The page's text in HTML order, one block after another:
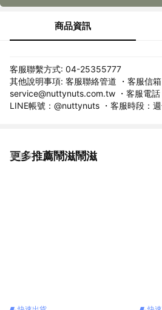
商品資訊
客服聯繫方式: 04-25355777
其他說明事項: 客服聯絡管道 ・客服信箱
service@nuttynuts.com.tw ・客服電
LINE帳號：@nuttynuts ・客服時段：
更多推薦鬧滋鬧滋
看更多